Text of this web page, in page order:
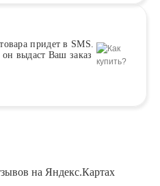
товара придет в SMS.
выдаст Ваш заказ
на Яндекс.Картах